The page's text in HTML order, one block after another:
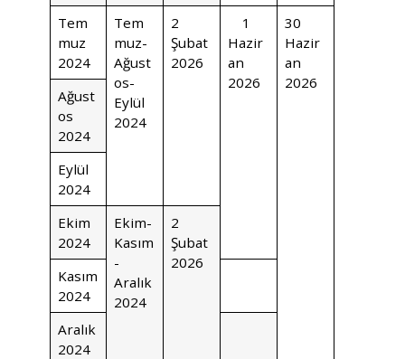
Tem
muz
2024
Tem
muz-
Ağust
os-
Eylül
2024
2
Şubat
2026
1
Hazir
an
2026
30
Hazir
an
2026
Ağust
os
2024
Eylül
2024
Ekim
2024
Ekim-
Kasım
-
Aralık
2024
2
Şubat
2026
Kasım
2024
Aralık
2024